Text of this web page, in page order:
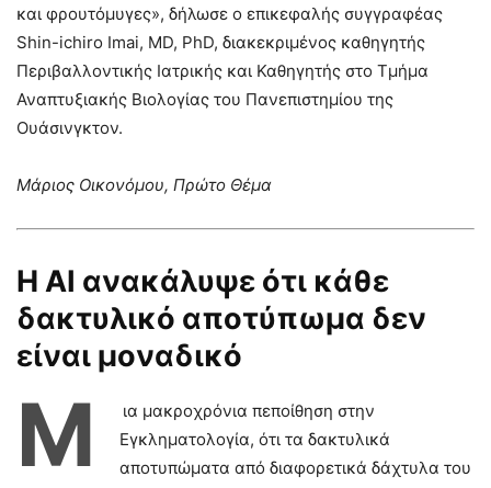
και φρουτόμυγες», δήλωσε ο επικεφαλής συγγραφέας
Shin-ichiro Imai, MD, PhD, διακεκριμένος καθηγητής
Περιβαλλοντικής Ιατρικής και Καθηγητής στο Τμήμα
Αναπτυξιακής Βιολογίας του Πανεπιστημίου της
Ουάσινγκτον.
Μάριος Οικονόμου, Πρώτο Θέμα
H AI ανακάλυψε ότι κάθε
δακτυλικό αποτύπωμα δεν
είναι μοναδικό
Μ
ια μακροχρόνια πεποίθηση στην
Εγκληματολογία, ότι τα δακτυλικά
αποτυπώματα από διαφορετικά δάχτυλα του